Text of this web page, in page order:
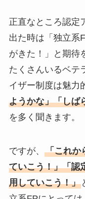
正直なところ認定
出た時は「独立系
がきた！」と期待
たくさんいるベテ
イザー制度は魅力
ようかな」「しば
を多く聞きます。
ですが、 「これか
ていこう！」「認
用していこう！」